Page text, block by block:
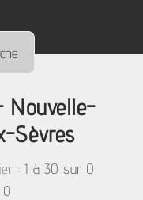
Nouvelle-
Sèvres
: 1 à 30 sur 0
0